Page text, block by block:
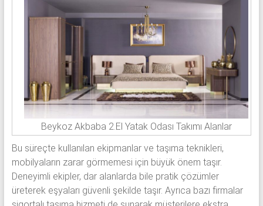
Beykoz Akbaba 2.El Yatak Odası Takımı Alanlar
Bu süreçte kullanılan ekipmanlar ve taşıma teknikleri,
mobilyaların zarar görmemesi için büyük önem taşır.
Deneyimli ekipler, dar alanlarda bile pratik çözümler
üreterek eşyaları güvenli şekilde taşır. Ayrıca bazı firmalar